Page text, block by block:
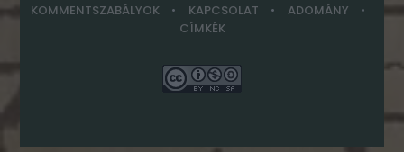
KOMMENTSZABÁLYOK KAPCSOLAT
ADOMÁNY
CÍMKÉK